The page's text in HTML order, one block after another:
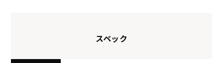
スペック